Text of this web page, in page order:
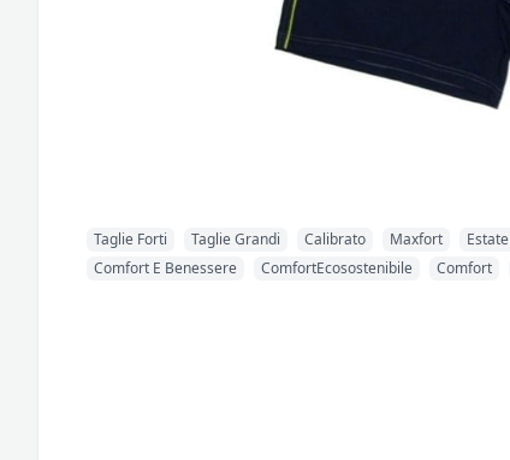
Taglie Forti Taglie Grandi Calibrato Maxfort Estate
Comfort E Benessere
ComfortEcosostenibile Comfort